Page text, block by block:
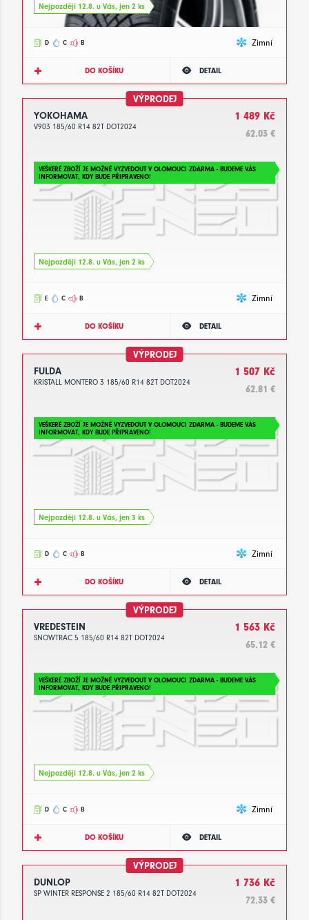
Nejpozději 12.8. u Vás, jen 2 ks
D C B Zimní
DO KOŠÍKU DETAIL
VÝPRODEJ
YOKOHAMA
V903 185/60 R14 82T DOT2024
1 489 Kč
62.03 €
VEŠKERÉ ZBOŽÍ JE MOŽNÉ VYZVEDOUT V OLOMOUCI ZDARMA - BUDEME VÁS
INFORMOVAT, KDY BUDE PŘIPRAVENO!
Nejpozději 12.8. u Vás, jen 2 ks
E C B Zimní
DO KOŠÍKU DETAIL
VÝPRODEJ
FULDA
KRISTALL MONTERO 3 185/60 R14 82T DOT2024
1 507 Kč
62.81 €
VEŠKERÉ ZBOŽÍ JE MOŽNÉ VYZVEDOUT V OLOMOUCI ZDARMA - BUDEME VÁS
INFORMOVAT, KDY BUDE PŘIPRAVENO!
Nejpozději 12.8. u Vás, jen 3 ks
D C B Zimní
DO KOŠÍKU DETAIL
VÝPRODEJ
VREDESTEIN
SNOWTRAC 5 185/60 R14 82T DOT2024
1 563 Kč
65.12 €
VEŠKERÉ ZBOŽÍ JE MOŽNÉ VYZVEDOUT V OLOMOUCI ZDARMA - BUDEME VÁS
INFORMOVAT, KDY BUDE PŘIPRAVENO!
Nejpozději 12.8. u Vás, jen 2 ks
D C B Zimní
DO KOŠÍKU DETAIL
VÝPRODEJ
DUNLOP
SP WINTER RESPONSE 2 185/60 R14 82T DOT2024
1 736 Kč
72.33 €